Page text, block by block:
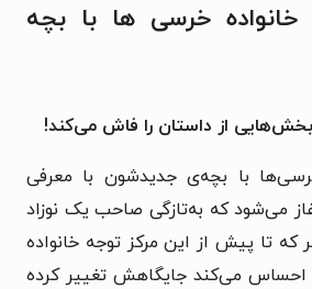
خانواده خرسی ها با بچه
بخش‌هایی از داستان را فاش می‌کند!
با بچه‌ی جدیدشون با معرفی
می‌شود که به‌تازگی صاحب یک نوزاد
که تا پیش از این مرکز توجه خانواده
احساس می‌کند جایگاهش تغییر کرده